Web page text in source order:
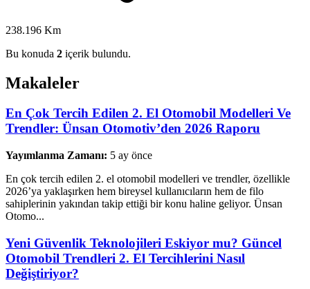
238.196 Km
Bu konuda 2 içerik bulundu.
Makaleler
En Çok Tercih Edilen 2. El Otomobil Modelleri Ve
Trendler: Ünsan Otomotiv’den 2026 Raporu
Yayımlanma Zamanı: 5 ay önce
En çok tercih edilen 2. el otomobil modelleri ve trendler, özellikle
2026’ya yaklaşırken hem bireysel kullanıcıların hem de filo
sahiplerinin yakından takip ettiği bir konu haline geliyor. Ünsan
Otomo...
Yeni Güvenlik Teknolojileri Eskiyor mu? Güncel
Otomobil Trendleri 2. El Tercihlerini Nasıl
Değiştiriyor?